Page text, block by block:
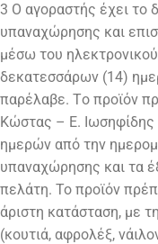
3 O αγοραστής έχει το
υπαναχώρησης και
μέσω του
δεκατεσσάρων (14)
παρέλαβε. Tο προϊόν
Κώστας – Ε.
ημερών από την
υπαναχώρησης και τα
πελάτη. Το προϊόν
άριστη κατάσταση, με
(κουτιά, αφρολέξ,